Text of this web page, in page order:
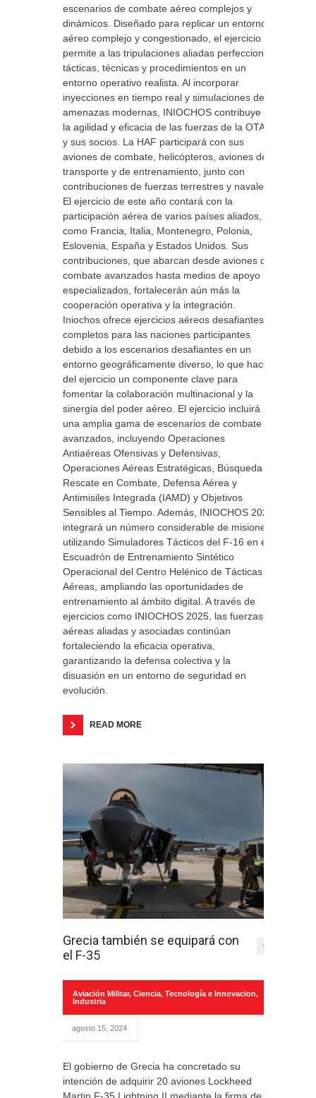
escenarios de combate aéreo complejos y
dinámicos. Diseñado para replicar un entorno
aéreo complejo y congestionado, el ejercicio
permite a las tripulaciones aliadas perfeccionar
tácticas, técnicas y procedimientos en un
entorno operativo realista. Al incorporar
inyecciones en tiempo real y simulaciones de
amenazas modernas, INIOCHOS contribuye a
la agilidad y eficacia de las fuerzas de la OTAN
y sus socios. La HAF participará con sus
aviones de combate, helicópteros, aviones de
transporte y de entrenamiento, junto con
contribuciones de fuerzas terrestres y navales.
El ejercicio de este año contará con la
participación aérea de varios países aliados,
como Francia, Italia, Montenegro, Polonia,
Eslovenia, España y Estados Unidos. Sus
contribuciones, que abarcan desde aviones de
combate avanzados hasta medios de apoyo
especializados, fortalecerán aún más la
cooperación operativa y la integración.
Iniochos ofrece ejercicios aéreos desafiantes y
completos para las naciones participantes
debido a los escenarios desafiantes en un
entorno geográficamente diverso, lo que hace
del ejercicio un componente clave para
fomentar la colaboración multinacional y la
sinergia del poder aéreo. El ejercicio incluirá
una amplia gama de escenarios de combate
avanzados, incluyendo Operaciones
Antiaéreas Ofensivas y Defensivas,
Operaciones Aéreas Estratégicas, Búsqueda y
Rescate en Combate, Defensa Aérea y
Antimisiles Integrada (IAMD) y Objetivos
Sensibles al Tiempo. Además, INIOCHOS 2025
integrará un número considerable de misiones
utilizando Simuladores Tácticos del F-16 en el
Escuadrón de Entrenamiento Sintético
Operacional del Centro Helénico de Tácticas
Aéreas, ampliando las oportunidades de
entrenamiento al ámbito digital. A través de
ejercicios como INIOCHOS 2025, las fuerzas
aéreas aliadas y asociadas continúan
fortaleciendo la eficacia operativa,
garantizando la defensa colectiva y la
disuasión en un entorno de seguridad en
evolución.
READ MORE
Grecia también se equipará con
el F-35
0
Aviación Militar, Ciencia, Tecnología e Innovacion,
Industria
agosto 15, 2024
El gobierno de Grecia ha concretado su
intención de adquirir 20 aviones Lockheed